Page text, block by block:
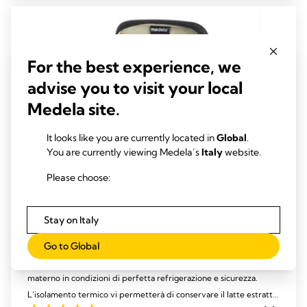
Borsa termica
La borsa termica di Medela è ideale per trasportare il latte
materno in condizioni di perfetta refrigerazione e sicurezza.
L'isolamento termico vi permetterà di conservare il latte estratto
For the best experience, we
advise you to visit your local
Medela site.
It looks like you are currently located inGlobal.
You are currently viewing Medela’sItalywebsite.
Please choose:
Stay on Italy
Go to Global